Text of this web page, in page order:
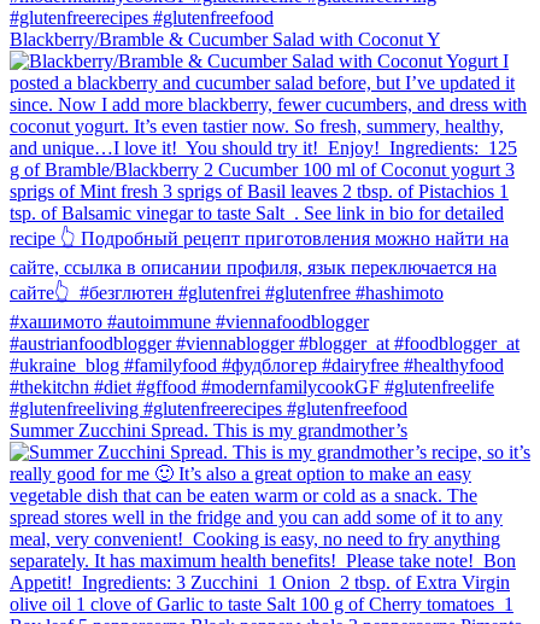
Blackberry/Bramble & Cucumber Salad with Coconut Y
Summer Zucchini Spread.⁠ This is my grandmother’s